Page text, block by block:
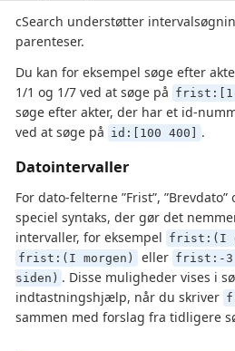
cSearch understøtter
parenteser.
Du kan for eksempel søge efter
1/1 og 1/7 ved at søge på frist:[1-
søge efter akter, der har et id-
ved at søge på id:[100 400] .
Datointervaller
For dato-felterne ”Frist”,
speciel syntaks, der gør det
intervaller, for eksempel frist:(I
frist:(I morgen) eller frist:-3
siden) . Disse muligheder vises i
indtastningshjælp, når du skriver
sammen med forslag fra tidligere